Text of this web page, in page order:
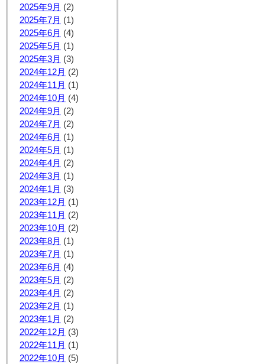
2025年9月 (2)
2025年7月 (1)
2025年6月 (4)
2025年5月 (1)
2025年3月 (3)
2024年12月 (2)
2024年11月 (1)
2024年10月 (4)
2024年9月 (2)
2024年7月 (2)
2024年6月 (1)
2024年5月 (1)
2024年4月 (2)
2024年3月 (1)
2024年1月 (3)
2023年12月 (1)
2023年11月 (2)
2023年10月 (2)
2023年8月 (1)
2023年7月 (1)
2023年6月 (4)
2023年5月 (2)
2023年4月 (2)
2023年2月 (1)
2023年1月 (2)
2022年12月 (3)
2022年11月 (1)
2022年10月 (5)